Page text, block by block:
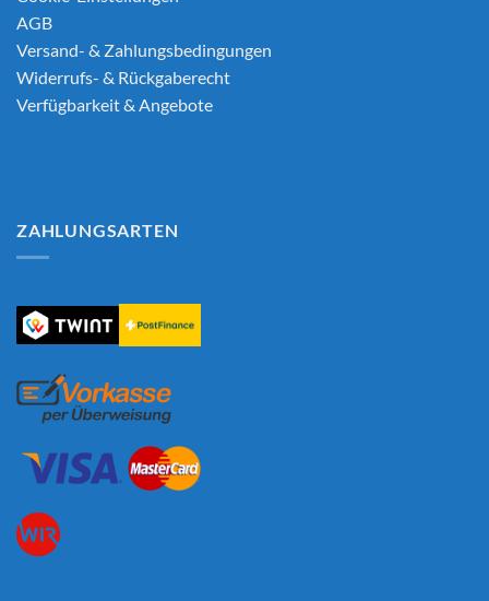
AGB
Versand- & Zahlungsbedingungen
Widerrufs- & Rückgaberecht
Verfügbarkeit & Angebote
ZAHLUNGSARTEN